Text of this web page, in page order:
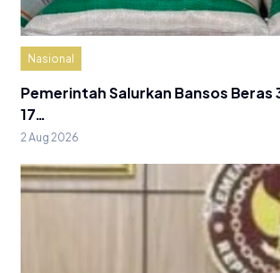
Nasional
Pemerintah Salurkan Bansos Beras
17…
2 Aug 2026